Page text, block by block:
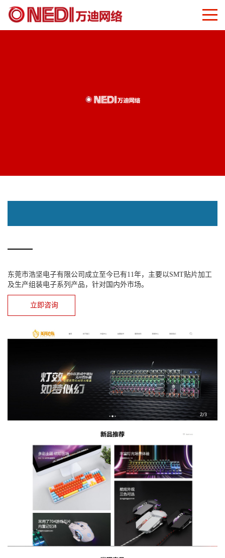
东莞市浩坚电子有限公司成立至今已有11年，主要以SMT贴片加工
及生产组装电子系列产品，针对国内外市场。
立即咨询